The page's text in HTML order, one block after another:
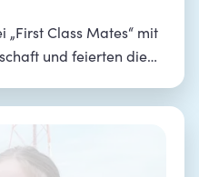
„First Class Mates“ mit
und feierten die